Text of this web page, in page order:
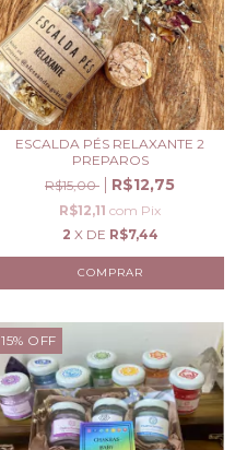
ESCALDA PÉS RELAXANTE 2
PREPAROS
R$15,00
R$12,75
R$12,11 com Pix
2 X DE R$7,44
15% OFF